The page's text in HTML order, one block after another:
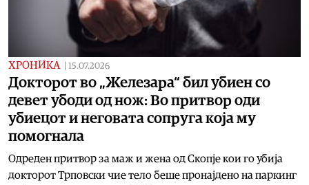
ХРОНИКА 15.07.2026
Докторот во „Железара“ бил убиен со
девет убоди од нож: Во притвор оди
убиецот и неговата сопруга која му
помогнала
Одреден притвор за маж и жена од Скопје кои го убија
докторот Трповски чие тело беше пронајдено на паркинг